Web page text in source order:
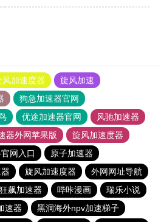
风加速度器
旋风加速
狗急加速器官网
优途加速器官网
风驰加速器
器外网苹果版
旋风加速度器
网入口
原子加速器
旋风加速度器
外网网址导航
狂飙加速器 哔咔漫画
瑞乐小说
速器
黑洞海外npv加速梯子